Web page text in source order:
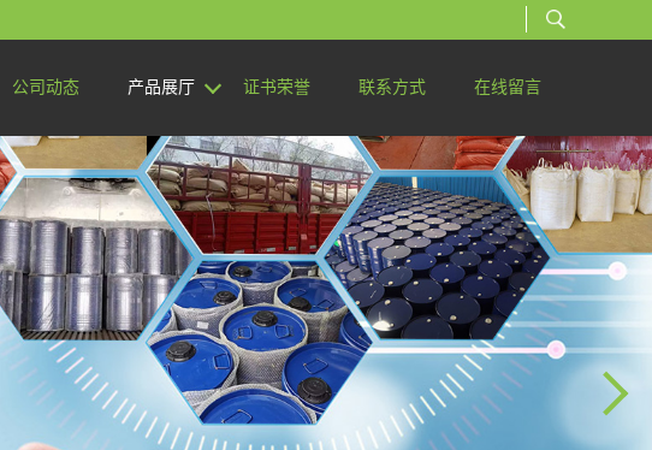
公司动态 产品展厅 证书荣誉 联系方式 在线留言